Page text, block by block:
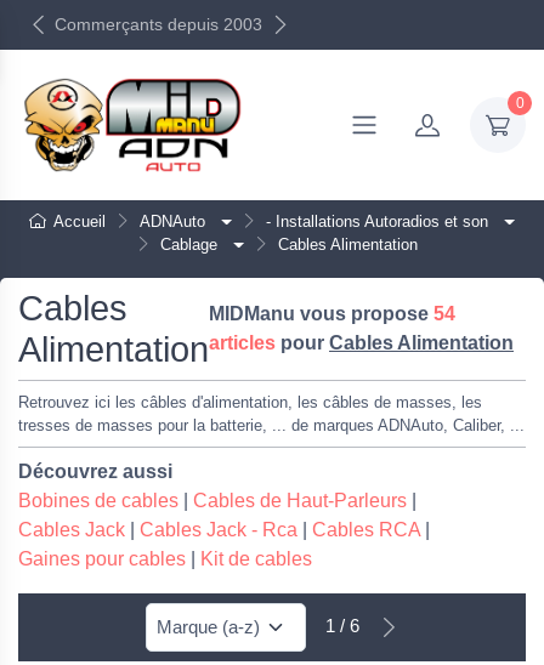
Commerçants depuis 2003
0
Accueil ADNAuto
- Installations Autoradios et son
Cablage
Cables Alimentation
Cables
Alimentation
MIDManu vous propose 54
articles pour Cables Alimentation
Retrouvez ici les câbles d'alimentation, les câbles de masses, les
tresses de masses pour la batterie, ... de marques ADNAuto, Caliber, ...
Découvrez aussi
Bobines de cables
Cables de Haut-Parleurs
Cables Jack
Cables Jack - Rca Cables RCA
Gaines pour cables
Kit de cables
1 / 6